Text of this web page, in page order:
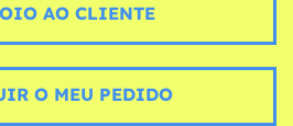
AO CLIENTE
O MEU PEDIDO